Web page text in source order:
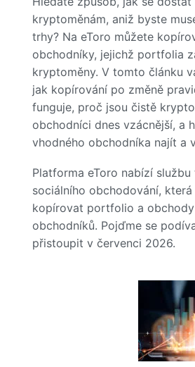
kryptoměnám, aniž byste
trhy? Na eToro můžete
obchodníky, jejichž portfolia
kryptoměny. V tomto článku
jak kopírování po změně
funguje, proč jsou čistě
obchodníci dnes vzácnější, a
vhodného obchodníka najít a
Platforma eToro nabízí službu
sociálního obchodování, která
kopírovat portfolio a
obchodníků. Pojďme se
přistoupit v červenci 2026.